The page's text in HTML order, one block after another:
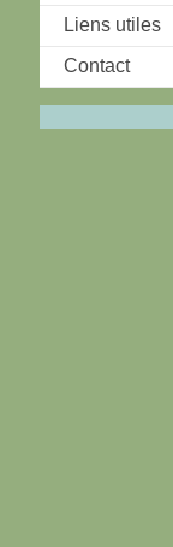
Liens utiles
Contact